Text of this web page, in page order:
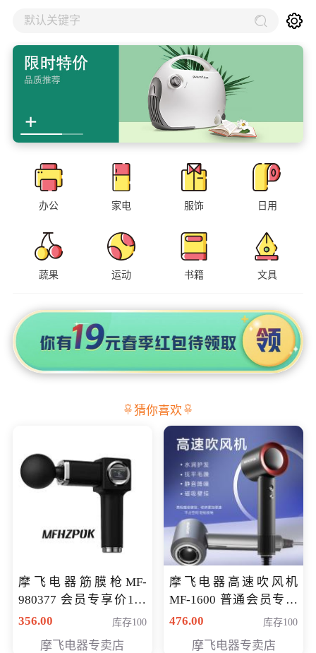
默认关键字
办公 家电 服饰 日用
蔬果 运动 书籍 文具
猜你喜欢
摩飞电器筋膜枪MF-
980377 会员专享价199
元
356.00 库存100
摩飞电器专卖店
摩飞电器高速吹风机
MF-1600 普通会员专享
价298元
476.00 库存100
摩飞电器专卖店